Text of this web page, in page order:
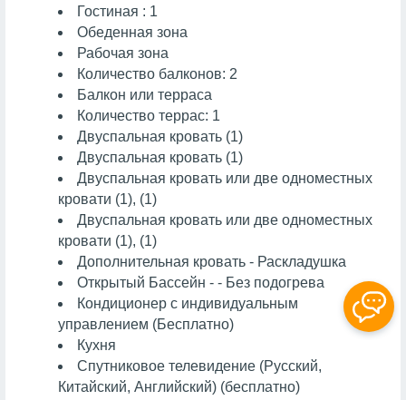
Гостиная : 1
Обеденная зона
Рабочая зона
Количество балконов: 2
Балкон или терраса
Количество террас: 1
Двуспальная кровать (1)
Двуспальная кровать (1)
Двуспальная кровать или две одноместных
кровати (1), (1)
Двуспальная кровать или две одноместных
кровати (1), (1)
Дополнительная кровать - Раскладушка
Открытый Бассейн - - Без подогрева
Кондиционер с индивидуальным
управлением (Бесплатно)
Кухня
Спутниковое телевидение (Русский,
Китайский, Английский) (бесплатно)